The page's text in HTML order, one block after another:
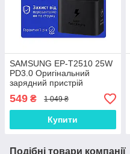
SAMSUNG EP-T2510 25W
PD3.0 Оригінальний
зарядний пристрій
549 ₴ 1 049 ₴
Купити
Подібні товари компанії